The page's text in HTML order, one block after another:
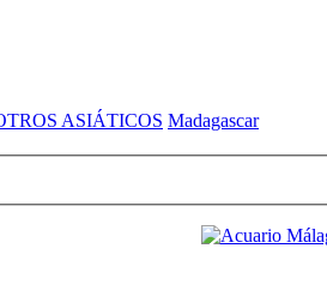
ASIÁTICOS Madagascar